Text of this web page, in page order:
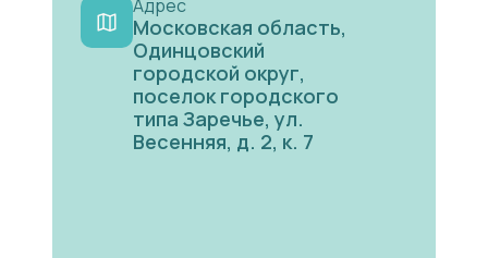
Адрес
Московская область,
Одинцовский
городской округ,
поселок городского
типа Заречье, ул.
Весенняя, д. 2, к. 7